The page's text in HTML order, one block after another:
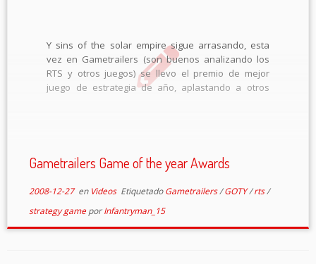
Y sins of the solar empire sigue arrasando, esta
vez en Gametrailers (son buenos analizando los
RTS y otros juegos) se llevo el premio de mejor
juego de estrategia de año, aplastando a otros
Gametrailers Game of the year Awards
2008-12-27en Videos EtiquetadoGametrailers/GOTY/rts/
strategy gameporInfantryman_15